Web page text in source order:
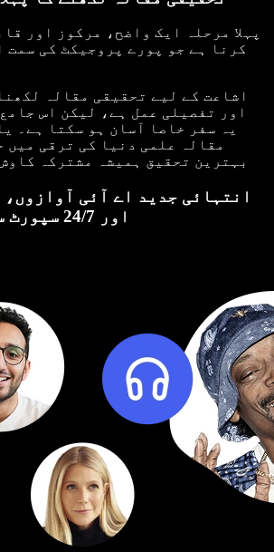
پہلا مرحلہ ایک واضح، مرکوز اور
کرنا ہے جو پورے پروجیکٹ کی سمت
اشاعت کے لیے تحقیقی مقالہ
اور تفصیلی عمل ہے، لیکن اس
یہ سفر خاصا آسان ہو سکتا ہے۔
مقالہ علمی دنیا کی ترقی میں
بہترین تحقیق ہمیشہ مشترکہ
انتہائی جدید اے آئی آوازوں،
اور 24/7 سپورٹ سے لطف اٹھائیں